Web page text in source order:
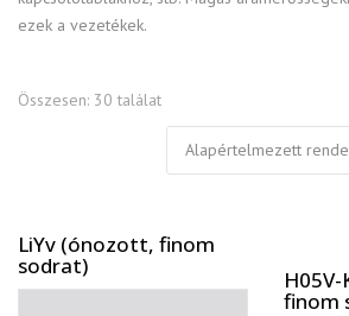
ezek a vezetékek.
Összesen: 30 találat
LiYv (ónozott, finom
sodrat)
finom